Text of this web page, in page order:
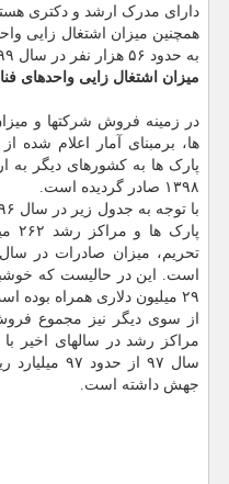
دارای مدرک ارشد و دکتری
به حدود ۵۶ هزار نفر در سال ۹۹ افزایش یافته است.
میزان اشتغال زایی واحدهای
در زمینه فروش شرکتها و
۱۳۹۸ صادر گردیده است.
۲۹ میلیون دلاری همراه بوده است.
از سوی دیگر نیز مجموع
مراکز رشد در سالهای اخیر
جهش داشته است.